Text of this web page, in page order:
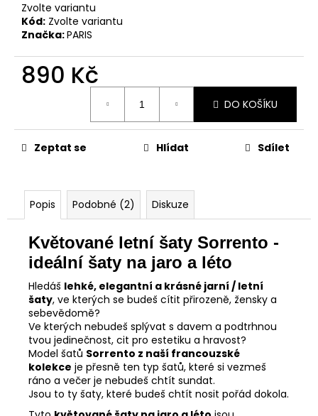
Zvolte variantu
Kód: Zvolte variantu
Značka:PARIS
890 Kč
DO KOŠÍKU
Zeptat se Hlídat Sdílet
Popis Podobné (2) Diskuze
Květované letní šaty Sorrento -
ideální šaty na jaro a léto
Hledáš lehké, elegantní a krásné jarní / letní
šaty, ve kterých se budeš cítit přirozeně, žensky a
sebevědomě?
Ve kterých nebudeš splývat s davem a podtrhnou
tvou jedinečnost, cit pro estetiku a hravost?
Model šatů Sorrento z naší francouzské
kolekce je přesně ten typ šatů, které si vezmeš
ráno a večer je nebudeš chtít sundat.
Jsou to ty šaty, které budeš chtít nosit pořád dokola.